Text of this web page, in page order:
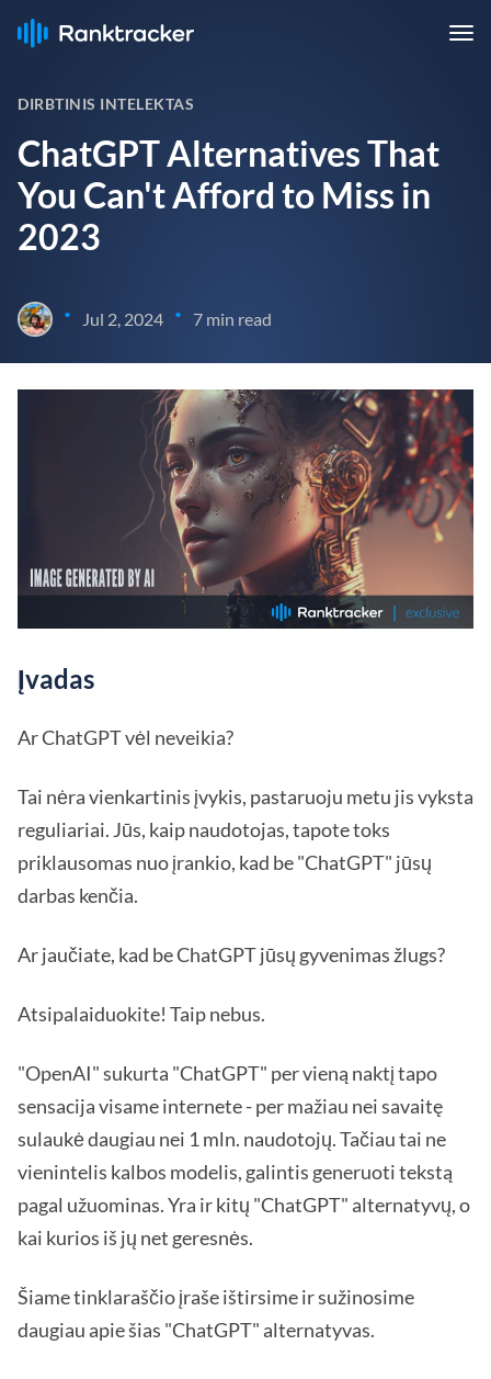
DIRBTINIS INTELEKTAS
ChatGPT Alternatives That
You Can't Afford to Miss in
2023
• Jul 2, 2024 • 7 min read
Įvadas
Ar ChatGPT vėl neveikia?
Tai nėra vienkartinis įvykis, pastaruoju metu jis vyksta
reguliariai. Jūs, kaip naudotojas, tapote toks
priklausomas nuo įrankio, kad be "ChatGPT" jūsų
darbas kenčia.
Ar jaučiate, kad be ChatGPT jūsų gyvenimas žlugs?
Atsipalaiduokite! Taip nebus.
"OpenAI" sukurta "ChatGPT" per vieną naktį tapo
sensacija visame internete - per mažiau nei savaitę
sulaukė daugiau nei 1 mln. naudotojų. Tačiau tai ne
vienintelis kalbos modelis, galintis generuoti tekstą
pagal užuominas. Yra ir kitų "ChatGPT" alternatyvų, o
kai kurios iš jų net geresnės.
Šiame tinklaraščio įraše ištirsime ir sužinosime
daugiau apie šias "ChatGPT" alternatyvas.